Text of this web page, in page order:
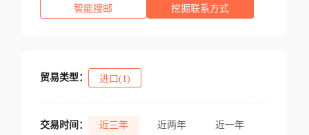
智能搜邮 挖掘联系方式
贸易类型： 进口(1)
交易时间： 近三年 近两年 近一年